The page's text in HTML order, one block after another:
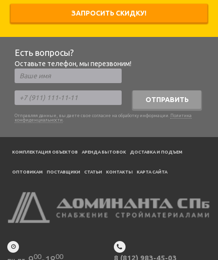
ЗАПРОСИТЬ СКИДКУ!
Есть вопросы?
Оставьте телефон, мы перезвоним!
ОТПРАВИТЬ
Отправляя данные, вы даете свое согласие на обработку информации. Политика
конфиденциальности .
КОМПЛЕКТАЦИЯ ОБЪЕКТОВ АРЕНДА БЫТОВОК ДОСТАВКА И ПОДЪЕМ
ОПТОВИКАМ ПОСТАВЩИКИ CТАТЬИ КОНТАКТЫ КАРТА САЙТА
00 00 8 (812) 983-45-03